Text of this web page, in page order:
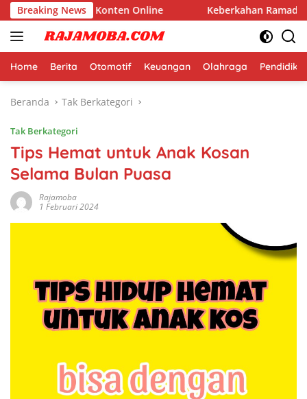
Langsung
ke
konten
Breaking News
Dolar dari Konten Online Keberkahan Ramadhan
Home Berita Otomotif Keuangan Olahraga
Beranda Tak Berkategori
Tak Berkategori
Tips Hemat untuk Anak Kosan
Selama Bulan Puasa
Rajamoba
1 Februari 2024